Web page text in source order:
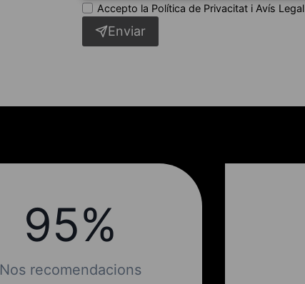
Accepto la Política de Privacitat i Avís Legal
Enviar
95%
Nos recomendacions